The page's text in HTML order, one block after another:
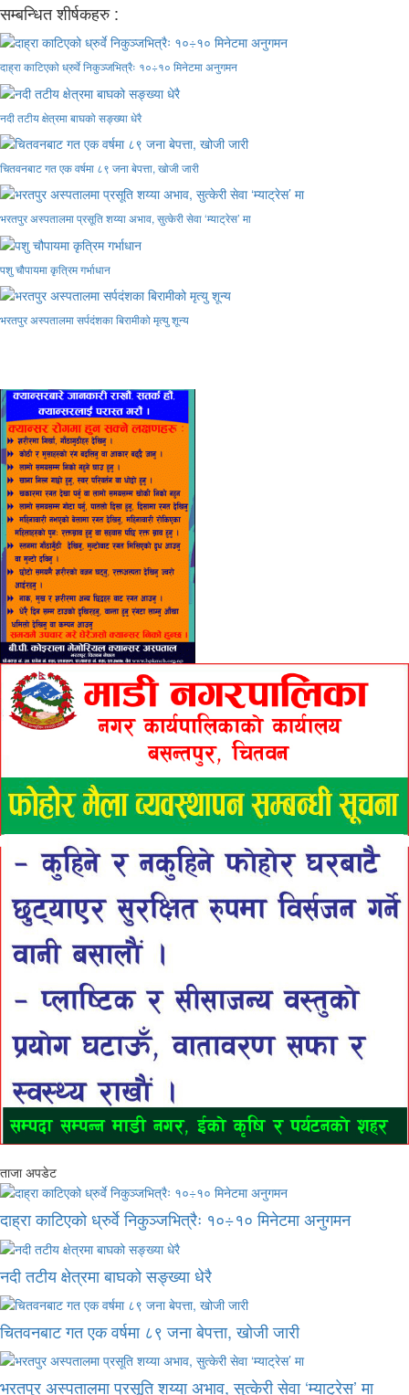
सम्बन्धित शीर्षकहरु :
दाह्रा काटिएको ध्रुर्वे निकुञ्जभित्रैः १०÷१० मिनेटमा अनुगमन
नदी तटीय क्षेत्रमा बाघको सङ्ख्या धेरै
चितवनबाट गत एक वर्षमा ८९ जना बेपत्ता, खोजी जारी
भरतपुर अस्पतालमा प्रसूति शय्या अभाव, सुत्केरी सेवा ‘म्याट्रेस’ मा
पशु चौपायमा कृत्रिम गर्भाधान
भरतपुर अस्पतालमा सर्पदंशका बिरामीको मृत्यु शून्य
ताजा अपडेट
दाह्रा काटिएको ध्रुर्वे निकुञ्जभित्रैः १०÷१० मिनेटमा अनुगमन
नदी तटीय क्षेत्रमा बाघको सङ्ख्या धेरै
चितवनबाट गत एक वर्षमा ८९ जना बेपत्ता, खोजी जारी
भरतपुर अस्पतालमा प्रसूति शय्या अभाव, सुत्केरी सेवा ‘म्याट्रेस’ मा